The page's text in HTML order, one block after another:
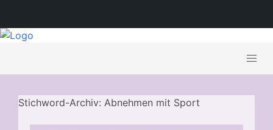
Stichword-Archiv: Abnehmen mit Sport